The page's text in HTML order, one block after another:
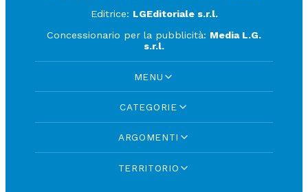
Editrice: LGEditoriale s.r.l.
Concessionario per la pubblicità: Media L.G.
s.r.l.
MENU
CATEGORIE
ARGOMENTI
TERRITORIO